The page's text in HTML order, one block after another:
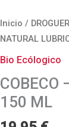
Inicio /
NATURAL
Bio Ecólogico
COBECO
150 ML
COBECO
-
BIO
LUBRICANTE
150